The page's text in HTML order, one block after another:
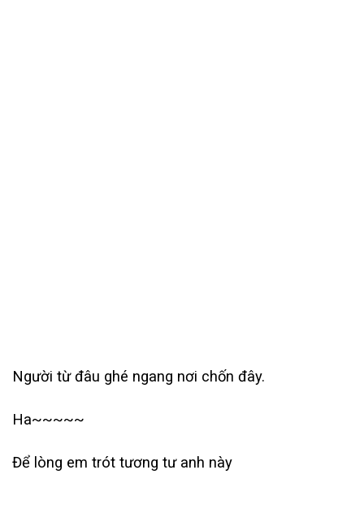
Người từ đâu ghé ngang nơi chốn đây.
Ha~~~~~
Để lòng em trót tương tư anh này